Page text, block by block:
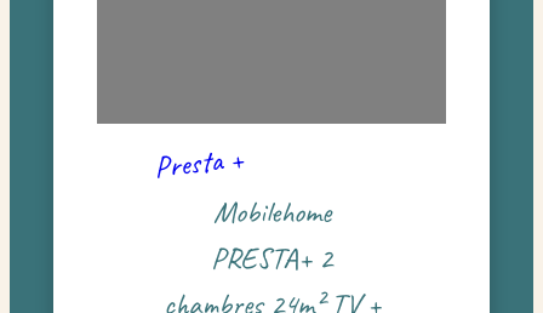
Presta +
Mobilehome
PRESTA+ 2
chambres 24m² TV +